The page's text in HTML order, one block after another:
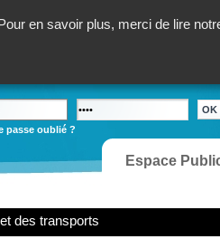
en savoir plus, merci de lire
passe oublié ?
Espace
des transports